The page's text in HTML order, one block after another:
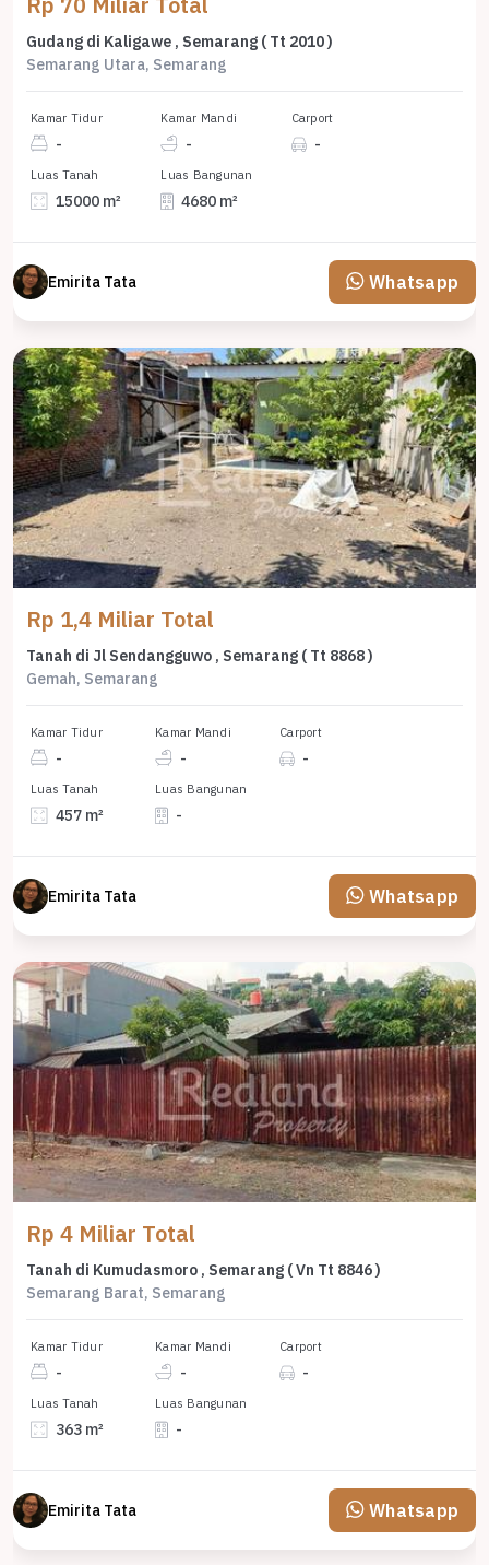
Gudang di Kaligawe , Semarang ( Tt 2010 )
Semarang Utara, Semarang
Kamar Tidur
-
Kamar Mandi
-
Carport
-
Luas Tanah
15000 m²
Luas Bangunan
4680 m²
Emirita Tata Whatsapp
Rp 1,4 Miliar Total
Tanah di Jl Sendangguwo , Semarang ( Tt 8868 )
Gemah, Semarang
Kamar Tidur
-
Kamar Mandi
-
Carport
-
Luas Tanah
457 m²
Luas Bangunan
-
Emirita Tata Whatsapp
Rp 4 Miliar Total
Tanah di Kumudasmoro , Semarang ( Vn Tt 8846 )
Semarang Barat, Semarang
Kamar Tidur
-
Kamar Mandi
-
Carport
-
Luas Tanah
363 m²
Luas Bangunan
-
Emirita Tata Whatsapp